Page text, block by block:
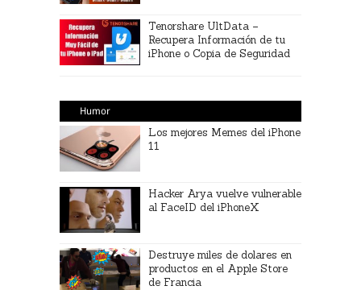
Tenorshare UltData –
Recupera Información de tu
iPhone o Copia de Seguridad
Humor
Los mejores Memes del iPhone
11
Hacker Arya vuelve vulnerable
al FaceID del iPhoneX
Destruye miles de dolares en
productos en el Apple Store
de Francia